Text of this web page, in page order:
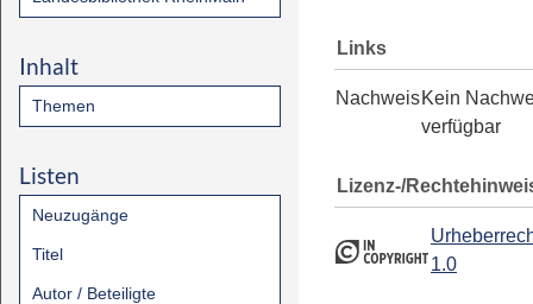
Inhalt
Themen
Listen
Neuzugänge
Titel
Autor / Beteiligte
Links
NachweisKein
verfügbar
Lizenz-/
1.0